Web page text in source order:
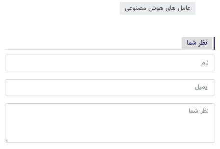
عامل‌ های هوش مصنوعی
نظر شما